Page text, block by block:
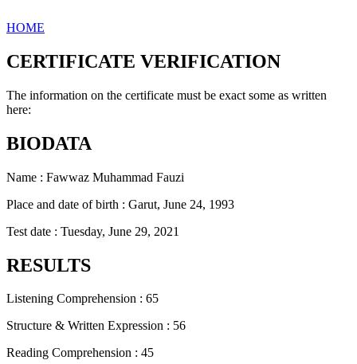
HOME
CERTIFICATE VERIFICATION
The information on the certificate must be exact some as written
here:
BIODATA
Name : Fawwaz Muhammad Fauzi
Place and date of birth : Garut, June 24, 1993
Test date : Tuesday, June 29, 2021
RESULTS
Listening Comprehension : 65
Structure & Written Expression : 56
Reading Comprehension : 45